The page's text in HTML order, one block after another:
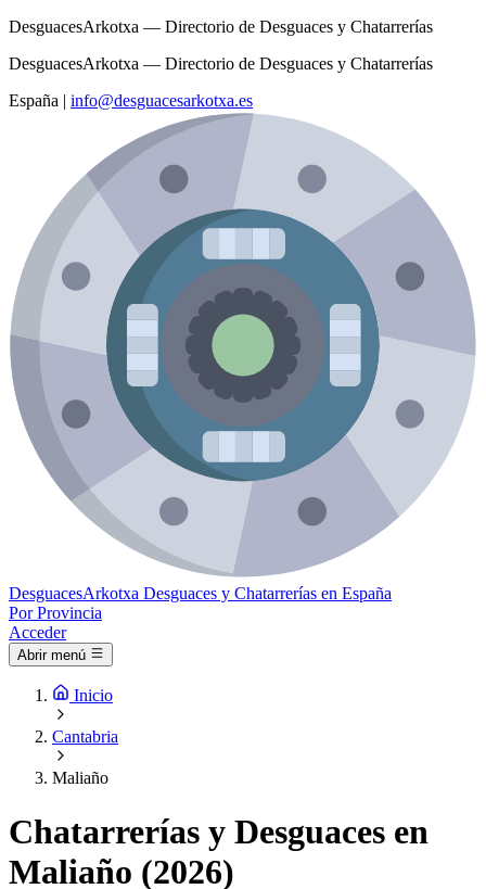
DesguacesArkotxa — Directorio de Desguaces y Chatarrerías
DesguacesArkotxa — Directorio de Desguaces y Chatarrerías
España | info@desguacesarkotxa.es
DesguacesArkotxa Desguaces y Chatarrerías en España
Por Provincia
Acceder
Abrir menú
Inicio
Cantabria
Maliaño
Chatarrerías y Desguaces en
Maliaño (2026)